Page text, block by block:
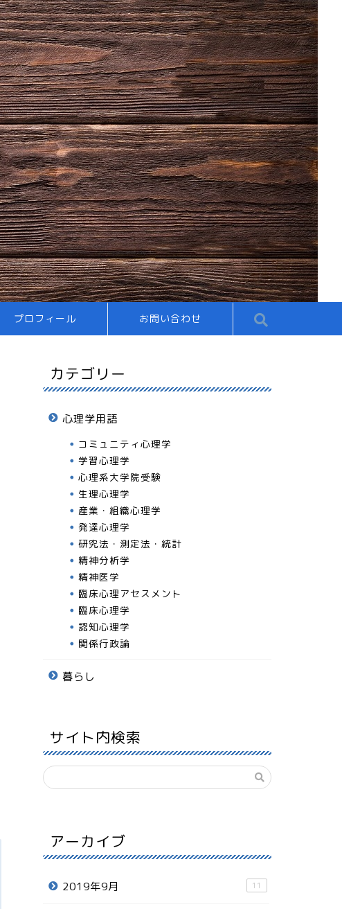
プロフィール お問い合わせ
カテゴリー
心理学用語
コミュニティ心理学
学習心理学
心理系大学院受験
生理心理学
産業・組織心理学
発達心理学
研究法・測定法・統計
精神分析学
精神医学
臨床心理アセスメント
臨床心理学
認知心理学
関係行政論
暮らし
サイト内検索
アーカイブ
2019年9月 11